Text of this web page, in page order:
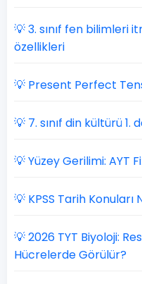
💡 3. sınıf fen bilimleri
özellikleri
💡 Present Perfect
💡 7. sınıf din kültürü 1.
💡 Yüzey Gerilimi: AYT
💡 KPSS Tarih Konuları
💡 2026 TYT Biyoloji:
Hücrelerde Görülür?